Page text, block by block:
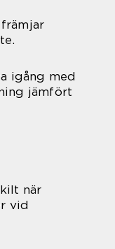
igång med
jämfört
när
vid